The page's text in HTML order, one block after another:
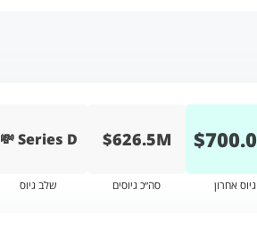
700.0
$
גיוס אחרון
$626.5M
סה״כ גיוסים
💸 Series D
שלב גיוס